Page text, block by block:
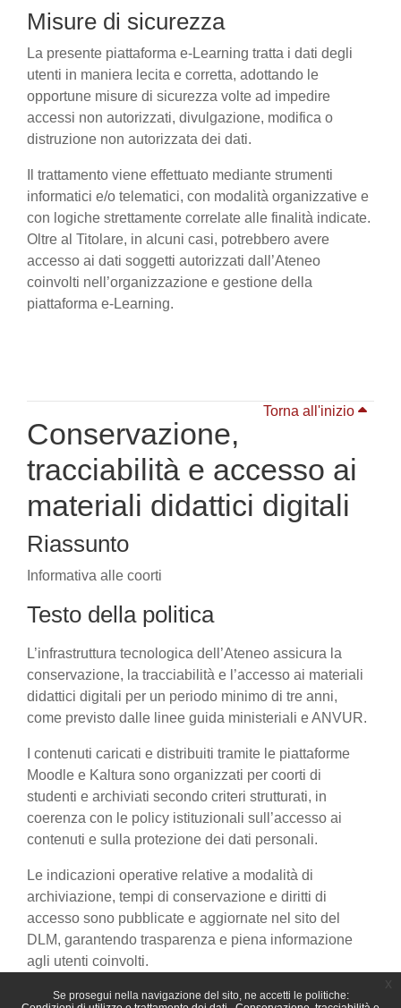
Se prosegui nella navigazione del sito, ne accetti le politiche:
Misure di sicurezza
La presente piattaforma e-Learning tratta i dati degli
utenti in maniera lecita e corretta, adottando le
opportune misure di sicurezza volte ad impedire
accessi non autorizzati, divulgazione, modifica o
distruzione non autorizzata dei dati.
Il trattamento viene effettuato mediante strumenti
informatici e/o telematici, con modalità organizzative e
con logiche strettamente correlate alle finalità indicate.
Oltre al Titolare, in alcuni casi, potrebbero avere
accesso ai dati soggetti autorizzati dall’Ateneo
coinvolti nell’organizzazione e gestione della
piattaforma e-Learning.
Torna all'inizio
Conservazione,
tracciabilità e accesso ai
materiali didattici digitali
Riassunto
Informativa alle coorti
Testo della politica
L’infrastruttura tecnologica dell’Ateneo assicura la
conservazione, la tracciabilità e l’accesso ai materiali
didattici digitali per un periodo minimo di tre anni,
come previsto dalle linee guida ministeriali e ANVUR.
I contenuti caricati e distribuiti tramite le piattaforme
Moodle e Kaltura sono organizzati per coorti di
studenti e archiviati secondo criteri strutturati, in
coerenza con le policy istituzionali sull’accesso ai
contenuti e sulla protezione dei dati personali.
Le indicazioni operative relative a modalità di
archiviazione, tempi di conservazione e diritti di
accesso sono pubblicate e aggiornate nel sito del
DLM, garantendo trasparenza e piena informazione
agli utenti coinvolti.